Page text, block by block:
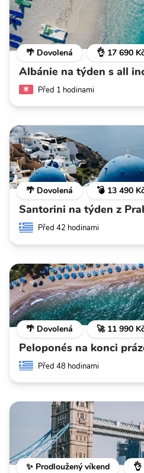
🌴 Dovolená 👌 17 690
Albánie na týden s all
Před 1 hodinami
🌴 Dovolená 💣 13 490
Santorini na týden z
Před 42 hodinami
🌴 Dovolená 🚀 11 990
Peloponés na konci
Před 48 hodinami
✨ Prodloužený víkend